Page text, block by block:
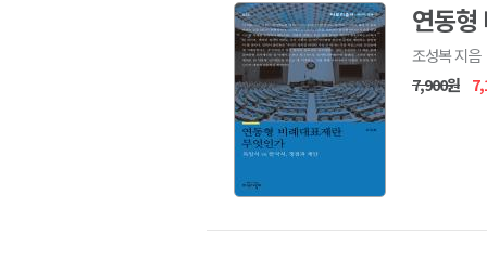
연동형
조성복 지음
7,900원